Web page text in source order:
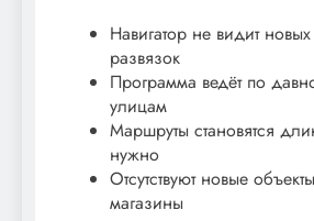
Навигатор не видит
развязок
Программа ведёт по
улицам
Маршруты становятся
нужно
Отсутствуют новые
магазины